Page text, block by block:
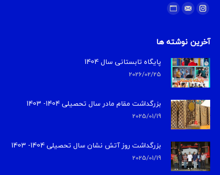
Find us on:
Instagram
Mail
Website
آخرین نوشته ها
پایگاه تابستانی سال 1404
2026/02/25
بزرگداشت مقام مادر سال تحصیلی 1404- 1403
2025/01/19
بزرگداشت روز آتش نشان سال تحصیلی 1404- 1403
2025/01/19